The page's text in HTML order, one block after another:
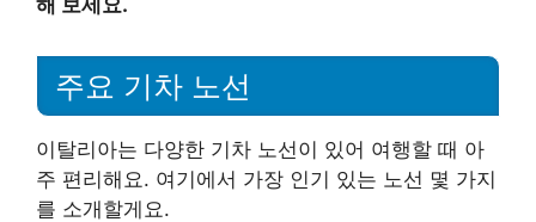
해 보세요.
주요 기차 노선
이탈리아는 다양한 기차 노선이 있어 여행할 때 아
주 편리해요. 여기에서 가장 인기 있는 노선 몇 가지
를 소개할게요.